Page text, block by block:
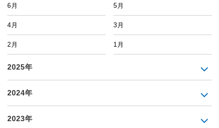
6月 5月
4月 3月
2月 1月
2025年
2024年
2023年